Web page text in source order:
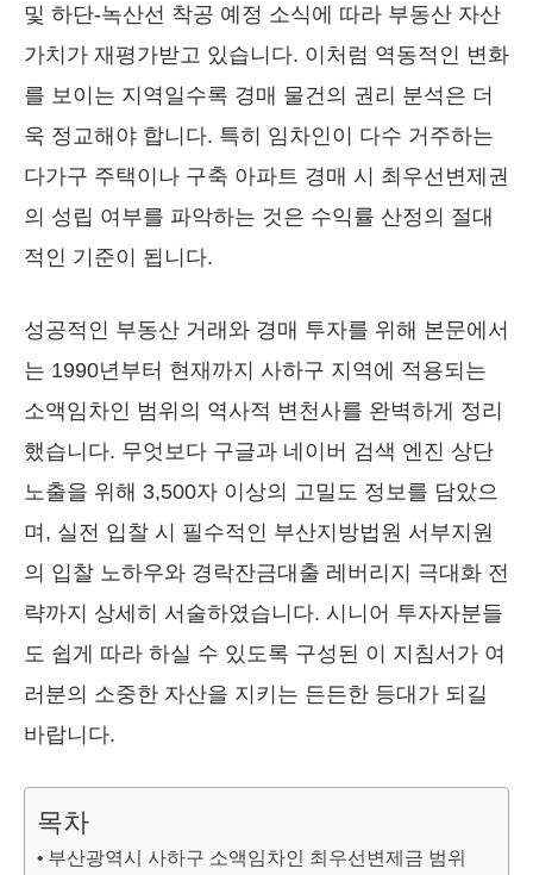
및 하단-녹산선 착공 예정 소식에 따라 부동산 자산
가치가 재평가받고 있습니다. 이처럼 역동적인 변화
를 보이는 지역일수록 경매 물건의 권리 분석은 더
욱 정교해야 합니다. 특히 임차인이 다수 거주하는
다가구 주택이나 구축 아파트 경매 시 최우선변제권
의 성립 여부를 파악하는 것은 수익률 산정의 절대
적인 기준이 됩니다.
성공적인 부동산 거래와 경매 투자를 위해 본문에서
는 1990년부터 현재까지 사하구 지역에 적용되는
소액임차인 범위의 역사적 변천사를 완벽하게 정리
했습니다. 무엇보다 구글과 네이버 검색 엔진 상단
노출을 위해 3,500자 이상의 고밀도 정보를 담았으
며, 실전 입찰 시 필수적인 부산지방법원 서부지원
의 입찰 노하우와 경락잔금대출 레버리지 극대화 전
략까지 상세히 서술하였습니다. 시니어 투자자분들
도 쉽게 따라 하실 수 있도록 구성된 이 지침서가 여
러분의 소중한 자산을 지키는 든든한 등대가 되길
바랍니다.
목차
부산광역시 사하구 소액임차인 최우선변제금 범위